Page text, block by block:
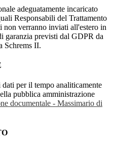
adeguatamente incaricato
Responsabili del Trattamento
verranno inviati all'estero in
garanzia previsti dal GDPR da
Schrems II.
per il tempo analiticamente
pubblica amministrazione
documentale - Massimario di